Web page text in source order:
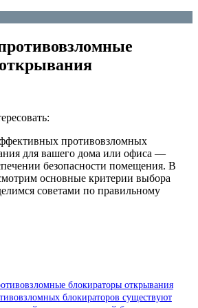
противовзломных
для вашего дома или офиса —
безопасности помещения. В
основные критерии выбора
советами по правильному
блокираторы открывания
блокираторов существуют